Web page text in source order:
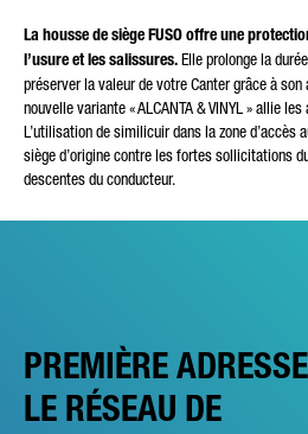
La housse de siège FUSO offre une
l’usure et les salissures.Elle prolonge la
préserver la valeur de votre Canter grâce à
nouvelle variante « ALCANTA & VINYL » allie
L’utilisation de similicuir dans la zone d’accès
siège d’origine contre les fortes sollicitations
descentes du conducteur.
PREMIÈRE
LE RÉSEAU DE